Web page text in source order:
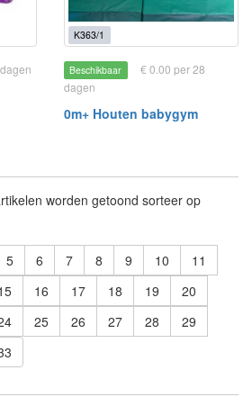
K363/1
Beschikbaar
€ 0.00 per 28
dagen
0m+ Houten babygym
worden getoond sorteer op
5 6 7 8 9 10
11
16 17 18 19
20
25 26 27 28
29